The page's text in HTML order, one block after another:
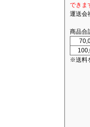
できま
運送会
商品合
※送料